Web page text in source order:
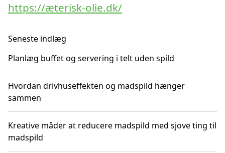
https://æterisk-olie.dk/
Seneste indlæg
Planlæg buffet og servering i telt uden spild
Hvordan drivhuseffekten og madspild hænger
sammen
Kreative måder at reducere madspild med sjove ting til
madspild